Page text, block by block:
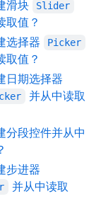
滑块 Slider
取值？
选择器
Picker
取值？
日期选择器
并从中读取
分段控件并从中
步进器
并从中读取